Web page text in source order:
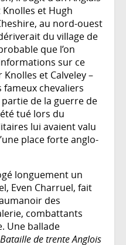
et Hugh
au nord-ouest
du village de
que l’on
sur ce
et Calveley –
chevaliers
de la guerre de
été tué lors du
lui avaient valu
place forte anglo-
longuement un
Even Charruel, fait
des
combattants
Une ballade
de trente Anglois